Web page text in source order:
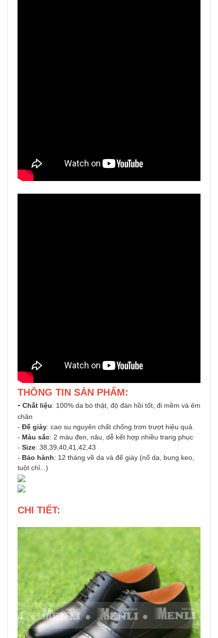
THÔNG TIN SẢN PHẨM:
- Chất liệu: 100% da bò thật, độ đàn hồi tốt, đi mềm và êm
chân
- Đế giày: cao su nguyên chất chống trơn trượt hiệu quả.
- Màu sắc: 2 màu đen, nâu, dễ kết hợp nhiều trang phục
- Size: 38,39,40,41,42,43
- Bảo hành: 12 tháng về da và đế giày (nổ da, bung keo,
tuột chỉ...)
CHI TIẾT: